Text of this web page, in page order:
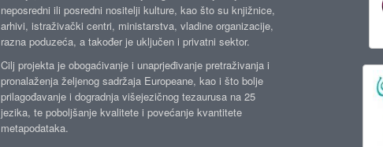
neposredni ili posredni nositelji kulture, kao što su knjižnice,
arhivi, istraživački centri, ministarstva, vladine organizacije,
razna poduzeća, a također je uključen i privatni sektor.
Cilj projekta je obogaćivanje i unaprjeđivanje pretraživanja i
pronalaženja željenog sadržaja Europeane, kao i što bolje
prilagođavanje i dogradnja višejezičnog tezaurusa na 25
jezika, te poboljšanje kvalitete i povećanje kvantitete
metapodataka.